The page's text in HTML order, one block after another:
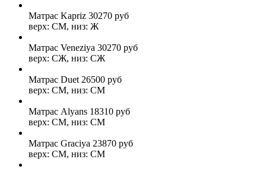
Матрас Kapriz 30270 руб
верх: СМ, низ: Ж
Матрас Veneziya 30270 руб
верх: СЖ, низ: СЖ
Матрас Duet 26500 руб
верх: СМ, низ: СМ
Матрас Alyans 18310 руб
верх: СМ, низ: СМ
Матрас Graciya 23870 руб
верх: СМ, низ: СМ